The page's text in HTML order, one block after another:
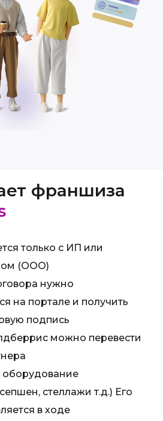
франшиза
только с ИП или
(ООО)
нужно
на портале и получить
подпись
можно перевести
оборудование
стеллажи т.д.) Его
в ходе